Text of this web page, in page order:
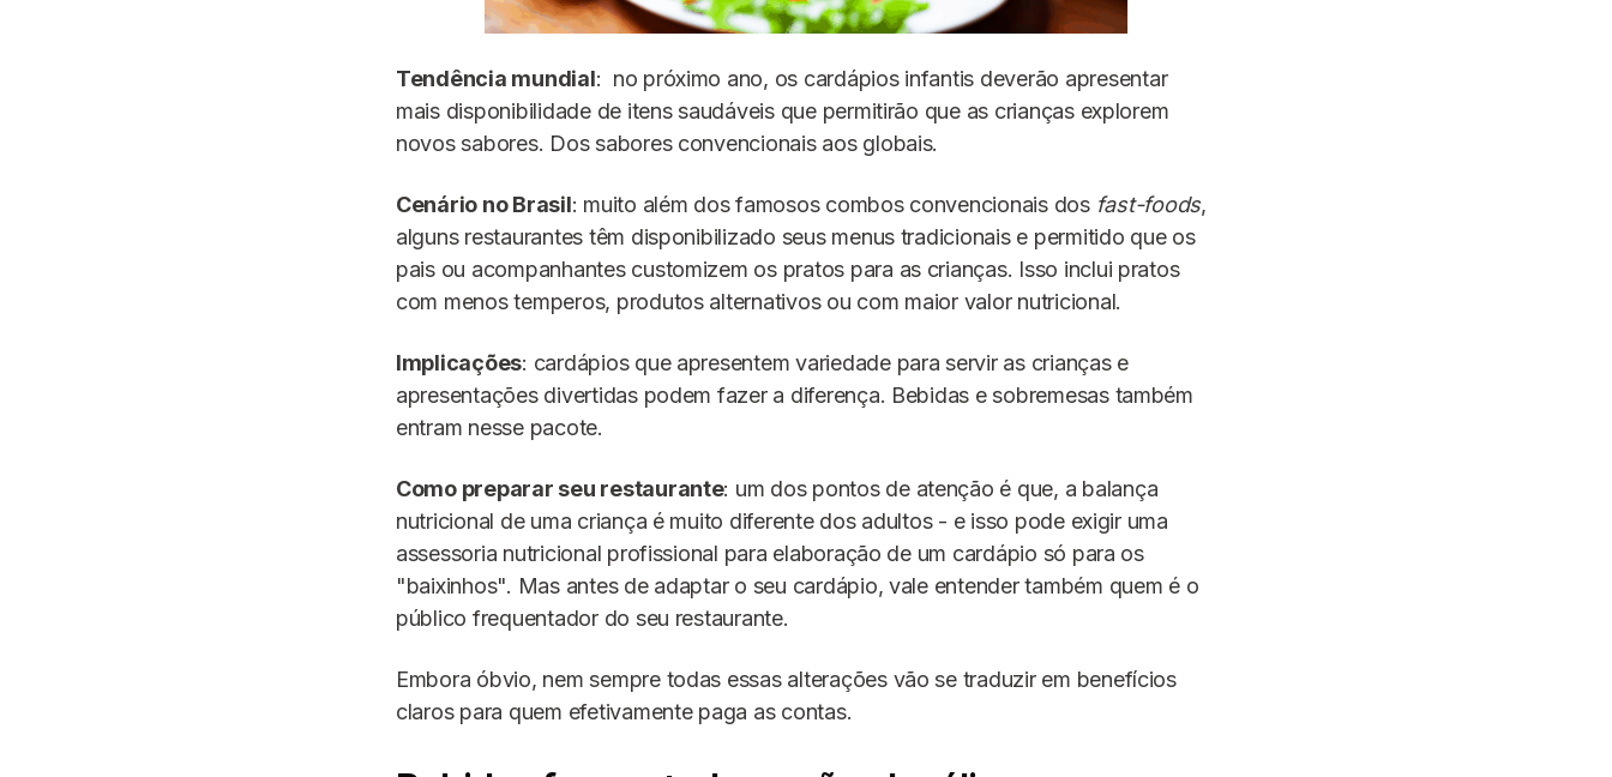
Tendência mundial: no próximo ano, os cardápios infantis deverão apresentar
mais disponibilidade de itens saudáveis ​​que permitirão que as crianças explorem
novos sabores. Dos sabores convencionais aos globais.
Cenário no Brasil: muito além dos famosos combos convencionais dos fast-foods,
alguns restaurantes têm disponibilizado seus menus tradicionais e permitido que os
pais ou acompanhantes customizem os pratos para as crianças. Isso inclui pratos
com menos temperos, produtos alternativos ou com maior valor nutricional.
Implicações: cardápios que apresentem variedade para servir as crianças e
apresentações divertidas podem fazer a diferença. Bebidas e sobremesas também
entram nesse pacote.
Como preparar seu restaurante: um dos pontos de atenção é que, a balança
nutricional de uma criança é muito diferente dos adultos - e isso pode exigir uma
assessoria nutricional profissional para elaboração de um cardápio só para os
"baixinhos". Mas antes de adaptar o seu cardápio, vale entender também quem é o
público frequentador do seu restaurante.
Embora óbvio, nem sempre todas essas alterações vão se traduzir em benefícios
claros para quem efetivamente paga as contas.